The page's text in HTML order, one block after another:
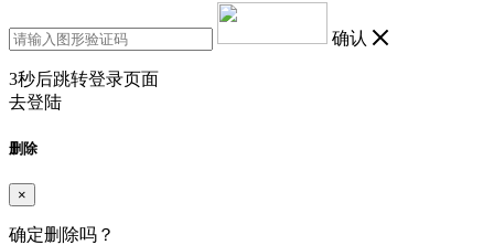
确认
3秒后跳转登录页面
去登陆
删除
×
确定删除吗？